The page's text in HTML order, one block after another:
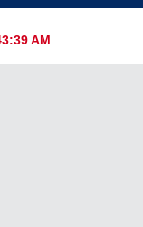
AMMinh Sản Xuất